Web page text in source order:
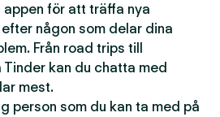
för att träffa nya
någon som delar dina
Från road trips till
kan du chatta med
mest.
person som du kan ta med på